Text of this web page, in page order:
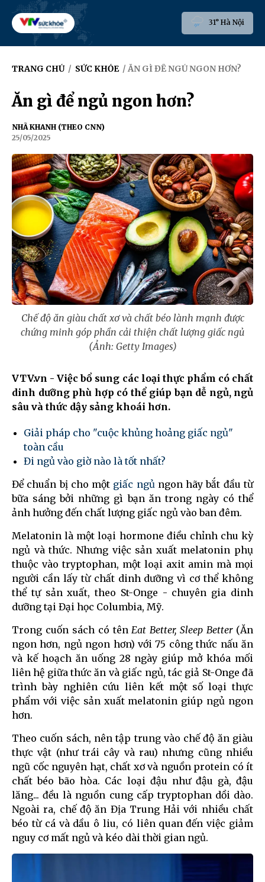
31° Hà Nội
TRANG CHỦ / SỨC KHỎE / ĂN GÌ ĐỂ NGỦ NGON HƠN?
Ăn gì để ngủ ngon hơn?
NHÃ KHANH (THEO CNN)
25/05/2025
Chế độ ăn giàu chất xơ và chất béo lành mạnh được
chứng minh góp phần cải thiện chất lượng giấc ngủ
(Ảnh: Getty Images)
VTV.vn - Việc bổ sung các loại thực phẩm có chất
dinh dưỡng phù hợp có thể giúp bạn dễ ngủ, ngủ
sâu và thức dậy sảng khoái hơn.
Giải pháp cho "cuộc khủng hoảng giấc ngủ"
toàn cầu
Đi ngủ vào giờ nào là tốt nhất?
Để chuẩn bị cho một giấc ngủ ngon hãy bắt đầu từ
bữa sáng bởi những gì bạn ăn trong ngày có thể
ảnh hưởng đến chất lượng giấc ngủ vào ban đêm.
Melatonin là một loại hormone điều chỉnh chu kỳ
ngủ và thức. Nhưng việc sản xuất melatonin phụ
thuộc vào tryptophan, một loại axit amin mà mọi
người cần lấy từ chất dinh dưỡng vì cơ thể không
thể tự sản xuất, theo St-Onge - chuyên gia dinh
dưỡng tại Đại học Columbia, Mỹ.
Trong cuốn sách có tên Eat Better, Sleep Better(Ăn
ngon hơn, ngủ ngon hơn) với 75 công thức nấu ăn
và kế hoạch ăn uống 28 ngày giúp mở khóa mối
liên hệ giữa thức ăn và giấc ngủ, tác giả St-Onge đã
trình bày nghiên cứu liên kết một số loại thực
phẩm với việc sản xuất melatonin giúp ngủ ngon
hơn.
Theo cuốn sách, nên tập trung vào chế độ ăn giàu
thực vật (như trái cây và rau) nhưng cũng nhiều
ngũ cốc nguyên hạt, chất xơ và nguồn protein có ít
chất béo bão hòa. Các loại đậu như đậu gà, đậu
lăng... đều là nguồn cung cấp tryptophan dồi dào.
Ngoài ra, chế độ ăn Địa Trung Hải với nhiều chất
béo từ cá và dầu ô liu, có liên quan đến việc giảm
nguy cơ mất ngủ và kéo dài thời gian ngủ.